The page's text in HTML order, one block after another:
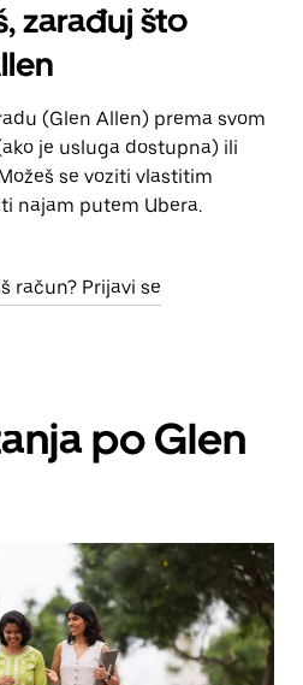
zarađuj što
(Glen Allen) prema svom
je usluga dostupna) ili
se voziti vlastitim
najam putem Ubera.
račun? Prijavi se
po Glen